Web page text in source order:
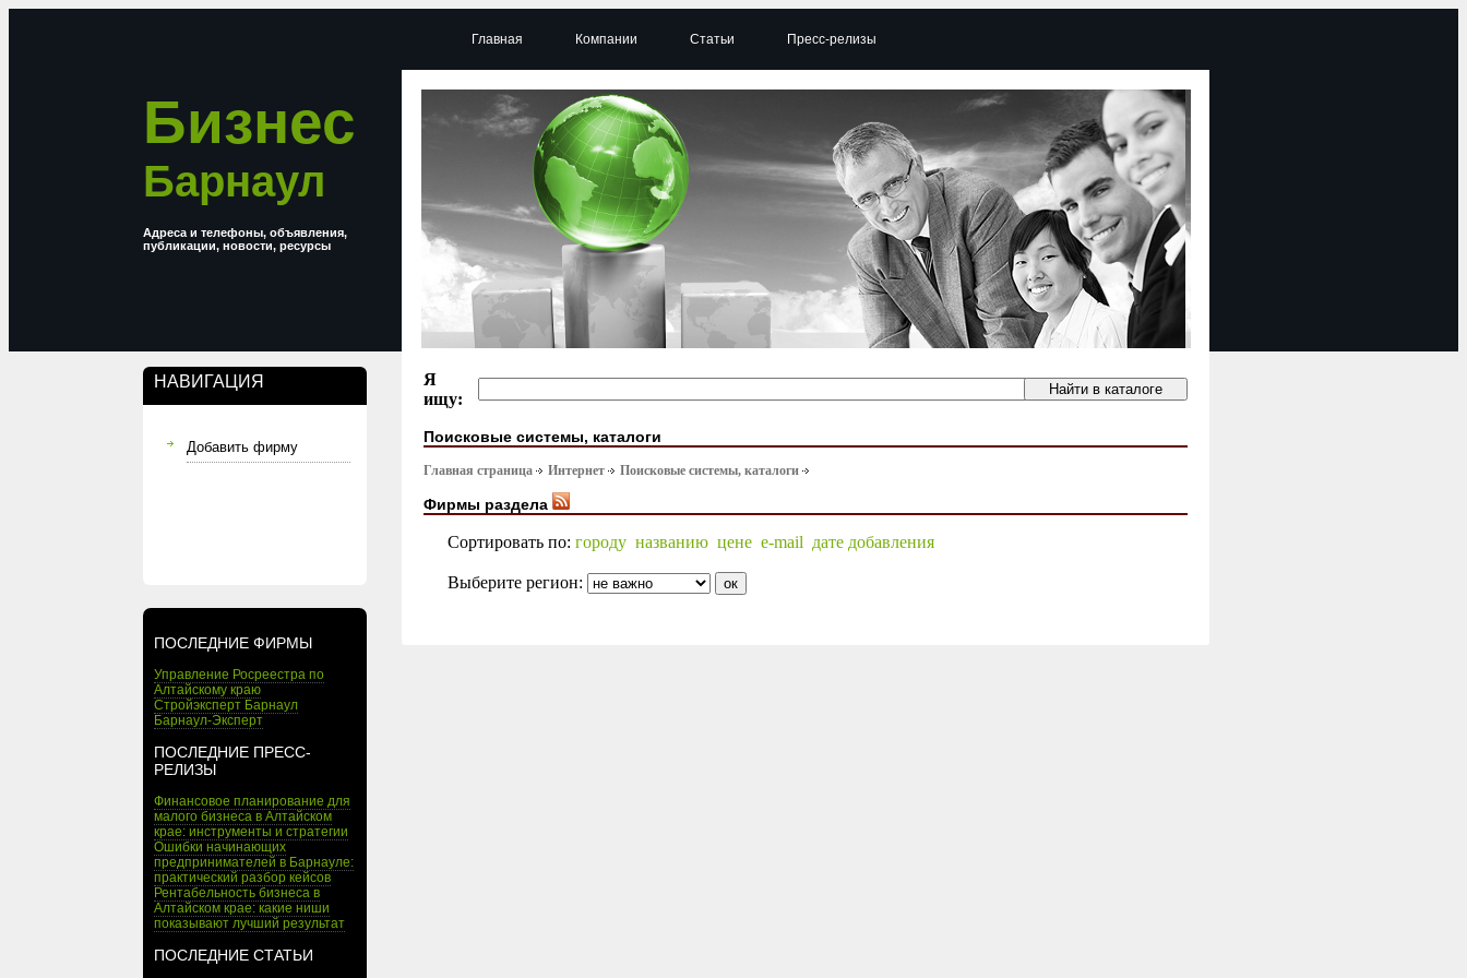
Бизнес
Барнаул
Адреса и телефоны, объявления,
публикации, новости, ресурсы
НАВИГАЦИЯ
Добавить фирму
ПОСЛЕДНИЕ ФИРМЫ
Управление Росреестра по
Алтайскому краю
Стройэксперт Барнаул
Барнаул-Эксперт
ПОСЛЕДНИЕ ПРЕСС-
РЕЛИЗЫ
Финансовое планирование для
малого бизнеса в Алтайском
крае: инструменты и стратегии
Ошибки начинающих
предпринимателей в Барнауле:
практический разбор кейсов
Рентабельность бизнеса в
Алтайском крае: какие ниши
показывают лучший результат
ПОСЛЕДНИЕ СТАТЬИ
Главная Компании Статьи Пресс-релизы
Я
ищу:
Поисковые системы, каталоги
Главная страница Интернет Поисковые системы, каталоги
Фирмы раздела
Сортировать по: городу названию цене e-mail дате добавления
Выберите регион: